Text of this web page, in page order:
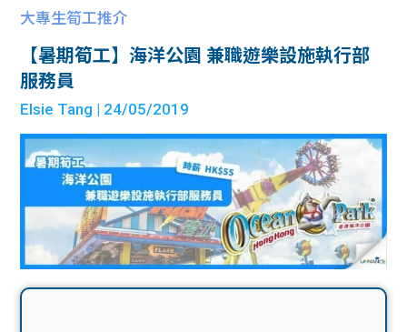
大專生筍工推介
【暑期筍工】海洋公園 兼職遊樂設施執行部
服務員
Elsie Tang | 24/05/2019